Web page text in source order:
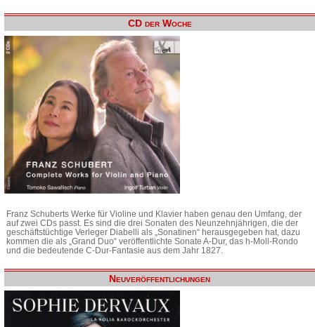
CD der Woche
Franz Schuberts Werke für Violine und Klavier haben genau den Umfang, der
auf zwei CDs passt. Es sind die drei Sonaten des Neunzehnjährigen, die der
geschäftstüchtige Verleger Diabelli als „Sonatinen“ herausgegeben hat, dazu
kommen die als „Grand Duo“ veröffentlichte Sonate A-Dur, das h-Moll-Rondo
und die bedeutende C-Dur-Fantasie aus dem Jahr 1827.
Neuveröffentlichungen